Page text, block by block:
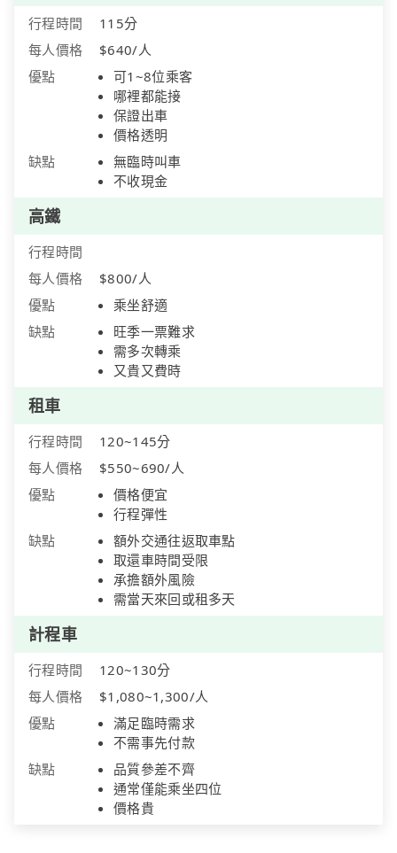
行程時間
115分
每人價格
$640/人
優點
可1~8位乘客
哪裡都能接
保證出車
價格透明
缺點
無臨時叫車
不收現金
高鐵
行程時間
每人價格
$800/人
優點
乘坐舒適
缺點
旺季一票難求
需多次轉乘
又貴又費時
租車
行程時間
120~145分
每人價格
$550~690/人
優點
價格便宜
行程彈性
缺點
額外交通往返取車點
取還車時間受限
承擔額外風險
需當天來回或租多天
計程車
行程時間
120~130分
每人價格
$1,080~1,300/人
優點
滿足臨時需求
不需事先付款
缺點
品質參差不齊
通常僅能乘坐四位
價格貴